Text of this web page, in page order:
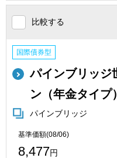
比較する
国際債券型
パインブリッジ
ン（年金タイプ
パインブリッジ
基準価額(08/06)
8,477円